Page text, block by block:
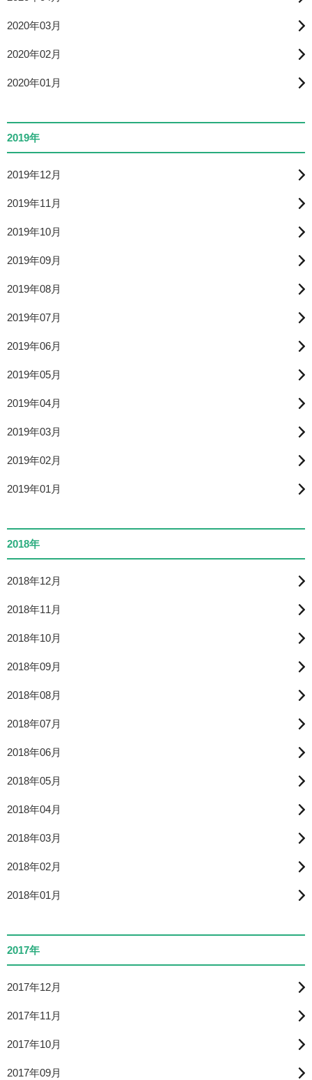
2020年03月
2020年02月
2020年01月
2019年
2019年12月
2019年11月
2019年10月
2019年09月
2019年08月
2019年07月
2019年06月
2019年05月
2019年04月
2019年03月
2019年02月
2019年01月
2018年
2018年12月
2018年11月
2018年10月
2018年09月
2018年08月
2018年07月
2018年06月
2018年05月
2018年04月
2018年03月
2018年02月
2018年01月
2017年
2017年12月
2017年11月
2017年10月
2017年09月